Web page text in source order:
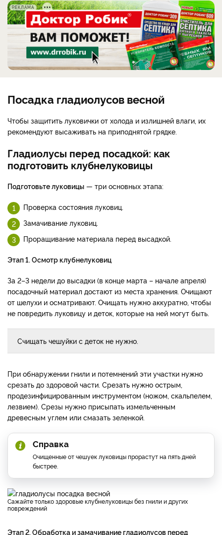
РЕКЛАМА
Посадка гладиолусов весной
Чтобы защитить луковички от холода и излишней влаги, их
рекомендуют высаживать на приподнятой грядке.
Гладиолусы перед посадкой: как
подготовить клубнелуковицы
Подготовьте луковицы — три основных этапа:
Проверка состояния луковиц.
Замачивание луковиц.
Проращивание материала перед высадкой.
Этап 1. Осмотр клубнелуковиц
За 2–3 недели до высадки (в конце марта – начале апреля)
посадочный материал достают из места хранения. Очищают
от шелухи и осматривают. Очищать нужно аккуратно, чтобы
не повредить луковицу и деток, которые на ней могут быть.
Счищать чешуйки с деток не нужно.
При обнаружении гнили и потемнений эти участки нужно
срезать до здоровой части. Срезать нужно острым,
продезинфицированным инструментом (ножом, скальпелем,
лезвием). Срезы нужно присыпать измельченным
древесным углем или смазать зеленкой.
Справка
Очищенные от чешуек луковицы прорастут на пять дней
быстрее.
Сажайте только здоровые клубнелуковицы без гнили и других
повреждений
Этап 2. Обработка и замачивание гладиолусов перед